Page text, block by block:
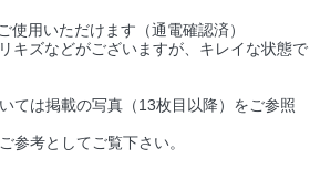
使用いただけます（通電確認済）
キズなどがございますが、キレイな状態で
ては掲載の写真（13枚目以降）をご参照
参考としてご覧下さい。